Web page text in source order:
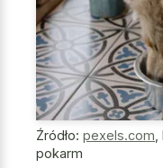
Źródło: pexels.com,
pokarm